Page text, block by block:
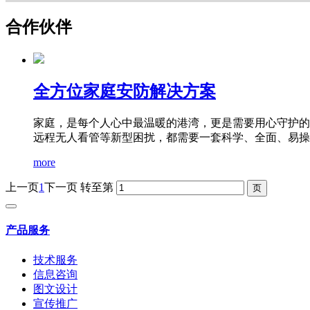
合作伙伴
全方位家庭安防解决方案
家庭，是每个人心中最温暖的港湾，更是需要用心守护
远程无人看管等新型困扰，都需要一套科学、全面、易
more
上一页1下一页 转至第
产品服务
技术服务
信息咨询
图文设计
宣传推广